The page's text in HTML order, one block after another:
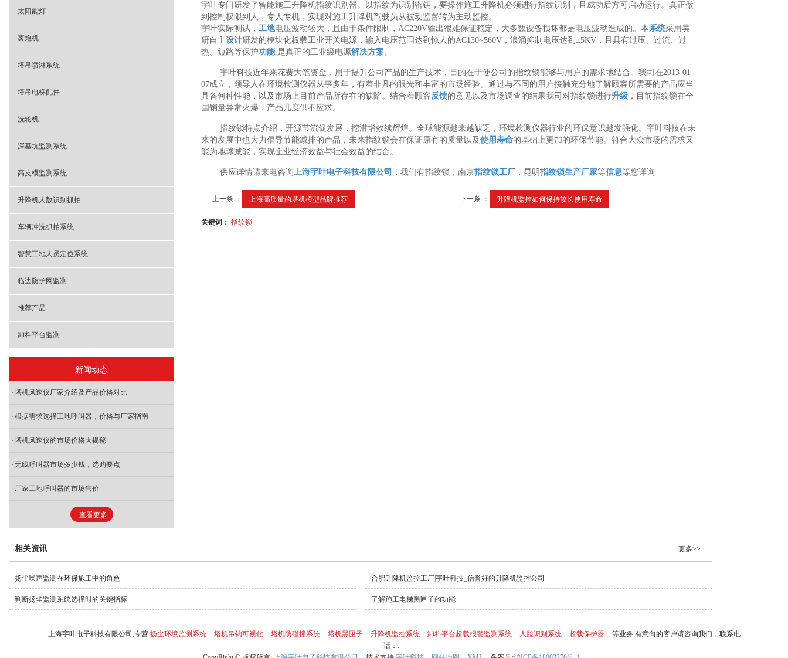
宇叶专门研发了智能施工升降机指纹识别器。以指纹为识别密钥，要操作施工升降机必须进行指纹识别，且成功后方可启动运行。真正做
到控制权限到人，专人专机，实现对施工升降机驾驶员从被动监督转为主动监控。
宇叶实际测试， 工地电压波动较大，且由于条件限制，AC220V输出很难保证稳定，大多数设备损坏都是电压波动造成的。本系统采用昊
研自主设计研发的模块化板载工业开关电源，输入电压范围达到惊人的AC130~560V，浪涌抑制电压达到±5KV，且具有过压、过流、过
热、短路等保护功能,是真正的工业级电源解决方案。
宇叶科技近年来花费大笔资金，用于提升公司产品的生产技术，目的在于使公司的指纹锁能够与用户的需求地结合。我司在2013-01-
07成立，领导人在环境检测仪器从事多年，有着非凡的眼光和丰富的市场经验。通过与不同的用户接触充分地了解顾客所需要的产品应当
具备何种性能，以及市场上目前产品所存在的缺陷。结合着顾客反馈的意见以及市场调查的结果我司对指纹锁进行升级 ，目前指纹锁在全
国销量异常火爆，产品几度供不应求。
指纹锁特点介绍，开源节流促发展，挖潜增效续辉煌。全球能源越来越缺乏，环境检测仪器行业的环保意识越发强化。宇叶科技在未
来的发展中也大力倡导节能减排的产品，未来指纹锁会在保证原有的质量以及使用寿命的基础上更加的环保节能。符合大众市场的需求又
能为地球减能，实现企业经济效益与社会效益的结合。
供应详情请来电咨询上海宇叶电子科技有限公司 ，我们有指纹锁，南京指纹锁工厂 ，昆明指纹锁生产厂家等信息等您详询
上一条 ： 上海高质量的塔机模型品牌推荐 下一条 ： 升降机监控如何保持较长使用寿命
关键词： 指纹锁
太阳能灯
雾炮机
塔吊喷淋系统
塔吊电梯配件
洗轮机
深基坑监测系统
高支模监测系统
升降机人数识别抓拍
车辆冲洗抓拍系统
智慧工地人员定位系统
临边防护网监测
推荐产品
卸料平台监测
新闻动态
塔机风速仪厂家介绍及产品价格对比
根据需求选择工地呼叫器，价格与厂家指南
塔机风速仪的市场价格大揭秘
无线呼叫器市场多少钱，选购要点
厂家工地呼叫器的市场售价
查看更多
相关资讯 更多>>
扬尘噪声监测在环保施工中的角色 合肥升降机监控工厂|宇叶科技_信誉好的升降机监控公司
判断扬尘监测系统选择时的关键指标 了解施工电梯黑匣子的功能
上海宇叶电子科技有限公司,专营 扬尘环境监测系统 塔机吊钩可视化 塔机防碰撞系统 塔机黑匣子 升降机监控系统 卸料平台超载报警监测系统 人脸识别系统 超载保护器
等业务,有意向的客户请咨询我们，联系电
话： .